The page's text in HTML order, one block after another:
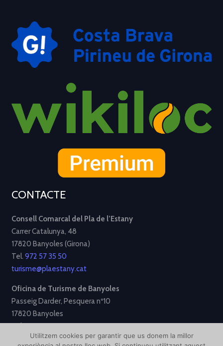
CONTACTE
Consell Comarcal del Pla de l’Estany
Carrer Catalunya, 48
17820 Banyoles (Girona)
Tel. 972 57 35 50
turisme@plaestany.cat
Oficina de Turisme de Banyoles
Passeig Darder, Pesquera nº10
17820 Banyoles
Tel.972 58 34 70
turisme@ajbanyoles.org
Utilitzem cookies per garantir que us donem la millor